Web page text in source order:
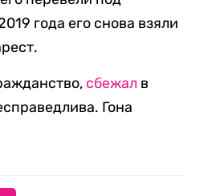
года его снова взяли
сбежал в
Гона